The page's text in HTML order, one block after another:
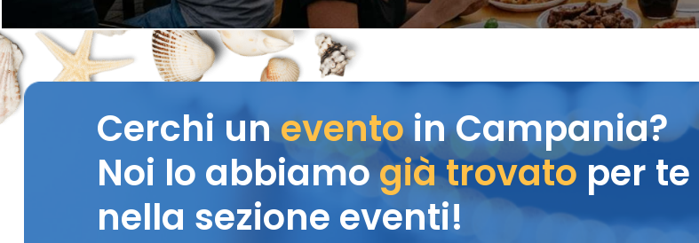
Cerchi uneventoin Campania?
Noi lo abbiamogià trovato per te
nella sezione eventi!